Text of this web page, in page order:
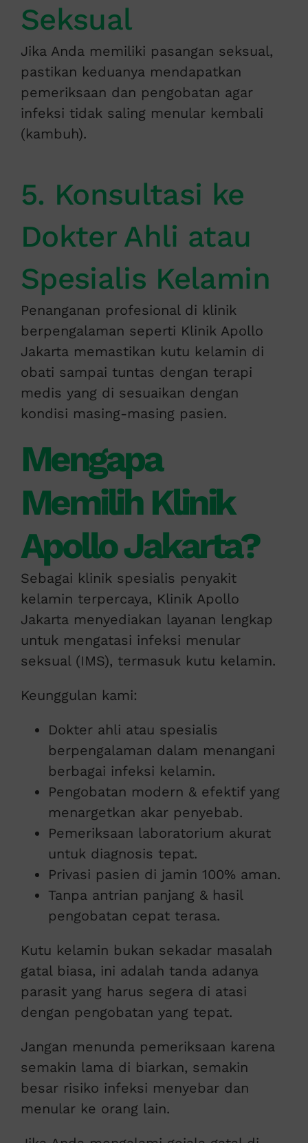
Seksual
Jika Anda memiliki pasangan seksual,
pastikan keduanya mendapatkan
pemeriksaan dan pengobatan agar
infeksi tidak saling menular kembali
(kambuh).
5. Konsultasi ke
Dokter Ahli atau
Spesialis Kelamin
Penanganan profesional di klinik
berpengalaman seperti Klinik Apollo
Jakarta memastikan kutu kelamin di
obati sampai tuntas dengan terapi
medis yang di sesuaikan dengan
kondisi masing-masing pasien.
Mengapa
Memilih Klinik
Apollo Jakarta?
Sebagai klinik spesialis penyakit
kelamin terpercaya, Klinik Apollo
Jakarta menyediakan layanan lengkap
untuk mengatasi infeksi menular
seksual (IMS), termasuk kutu kelamin.
Keunggulan kami:
Dokter ahli atau spesialis
berpengalaman dalam menangani
berbagai infeksi kelamin.
Pengobatan modern & efektif yang
menargetkan akar penyebab.
Pemeriksaan laboratorium akurat
untuk diagnosis tepat.
Privasi pasien di jamin 100% aman.
Tanpa antrian panjang & hasil
pengobatan cepat terasa.
Kutu kelamin bukan sekadar masalah
gatal biasa, ini adalah tanda adanya
parasit yang harus segera di atasi
dengan pengobatan yang tepat.
Jangan menunda pemeriksaan karena
semakin lama di biarkan, semakin
besar risiko infeksi menyebar dan
menular ke orang lain.